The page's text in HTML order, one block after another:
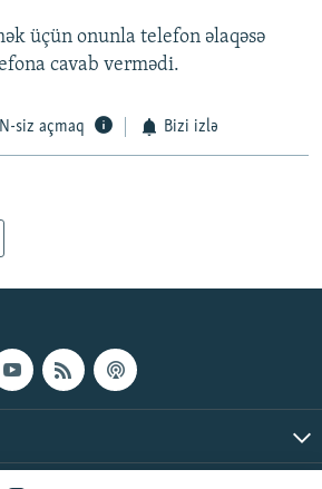
üçün onunla telefon əlaqəsə
cavab vermədi.
siz açmaq Bizi izlə